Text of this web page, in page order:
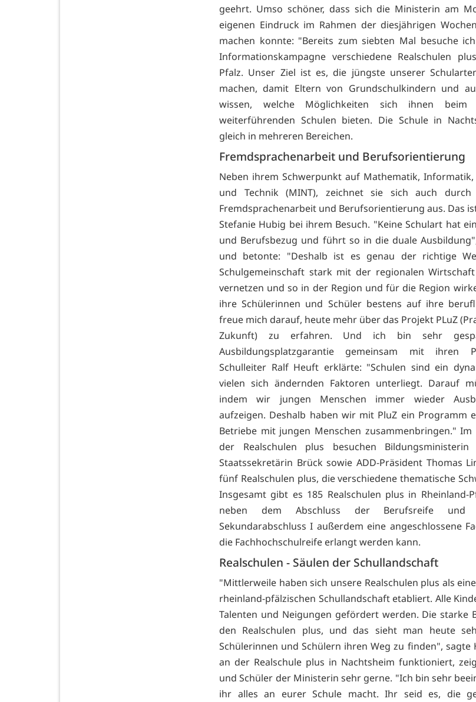
geehrt. Umso schöner, dass sich die Ministerin am
eigenen Eindruck im Rahmen der diesjährigen
machen konnte: "Bereits zum siebten Mal besuche
Informationskampagne verschiedene Realschulen
Pfalz. Unser Ziel ist es, die jüngste unserer
machen, damit Eltern von Grundschulkindern und
wissen, welche Möglichkeiten sich ihnen
weiterführenden Schulen bieten. Die Schule in
gleich in mehreren Bereichen.
Fremdsprachenarbeit und Berufsorientierung
Neben ihrem Schwerpunkt auf Mathematik,
und Technik (MINT), zeichnet sie sich auch durch
Fremdsprachenarbeit und Berufsorientierung aus. Das
Stefanie Hubig bei ihrem Besuch. "Keine Schulart hat
und Berufsbezug und führt so in die duale
und betonte: "Deshalb ist es genau der richtige
Schulgemeinschaft stark mit der regionalen
vernetzen und so in der Region und für die Region
ihre Schülerinnen und Schüler bestens auf ihre
freue mich darauf, heute mehr über das Projekt PLuZ
Zukunft) zu erfahren. Und ich bin sehr
Ausbildungsplatzgarantie gemeinsam mit ihren
Schulleiter Ralf Heuft erklärte: "Schulen sind ein
vielen sich ändernden Faktoren unterliegt. Darauf
indem wir jungen Menschen immer wieder
aufzeigen. Deshalb haben wir mit PluZ ein Programm
Betriebe mit jungen Menschen zusammenbringen." Im
der Realschulen plus besuchen
Staatssekretärin Brück sowie ADD-Präsident Thomas
fünf Realschulen plus, die verschiedene thematische
Insgesamt gibt es 185 Realschulen plus in Rheinland-
neben dem Abschluss der Berufsreife und
Sekundarabschluss I außerdem eine angeschlossene
die Fachhochschulreife erlangt werden kann.
Realschulen - Säulen der Schullandschaft
"Mittlerweile haben sich unsere Realschulen plus als
rheinland-pfälzischen Schullandschaft etabliert. Alle
Talenten und Neigungen gefördert werden. Die starke
den Realschulen plus, und das sieht man heute
Schülerinnen und Schülern ihren Weg zu finden", sagte
an der Realschule plus in Nachtsheim funktioniert,
und Schüler der Ministerin sehr gerne. "Ich bin sehr
ihr alles an eurer Schule macht. Ihr seid es, die